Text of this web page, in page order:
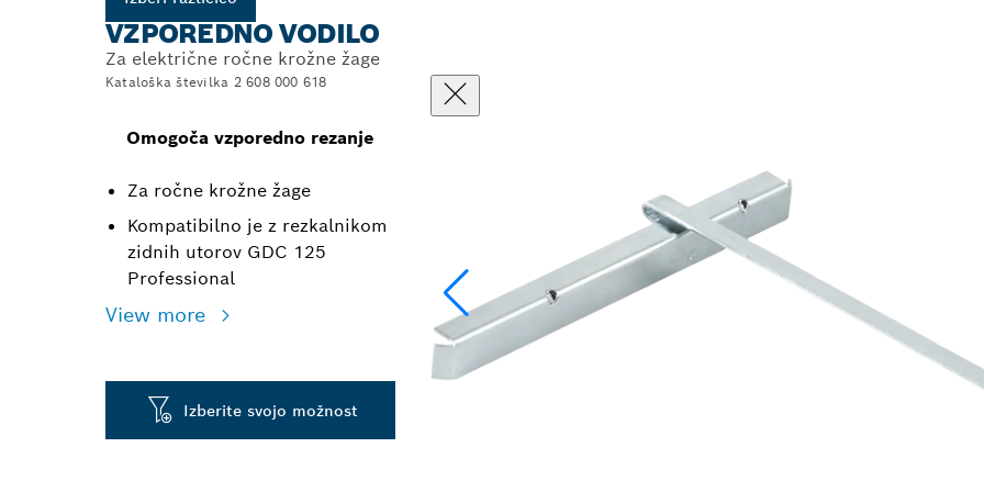
VZPOREDNO VODILO
Za električne ročne krožne žage
Kataloška številka 2 608 000 618
Omogoča vzporedno rezanje
Za ročne krožne žage
Kompatibilno je z rezkalnikom
zidnih utorov GDC 125
Professional
View more
Izberite svojo možnost